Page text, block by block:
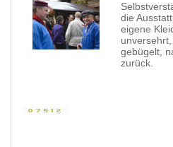
die
eigene
gebügelt,
zurück.